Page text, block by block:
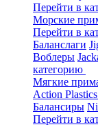
Перейти в
Морские
Перейти в
Баланслаги
Воблеры
категорию
Мягкие
Action Plastics
Балансиры
Перейти в